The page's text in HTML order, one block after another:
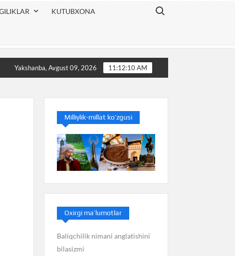
KUTUBXONA
Search for:
bilasizmi Balans nimani anglatishini bilasizmi
Yakshanba, Avgust 09, 2026 11:12:11 AM
Milliylik-millat ko’zgusi
Oxirgi ma’lumotlar
Baliqchilik nimani anglatishini
bilasizmi